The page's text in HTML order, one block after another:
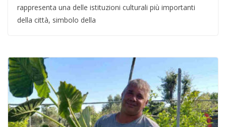
rappresenta una delle istituzioni culturali più importanti
della città, simbolo della